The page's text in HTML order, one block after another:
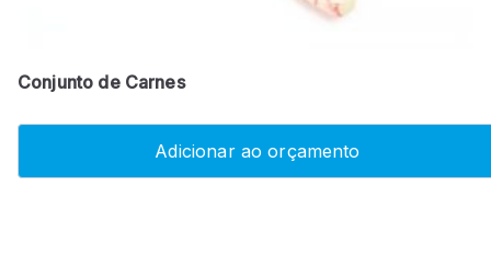
Conjunto de Carnes
Adicionar ao orçamento